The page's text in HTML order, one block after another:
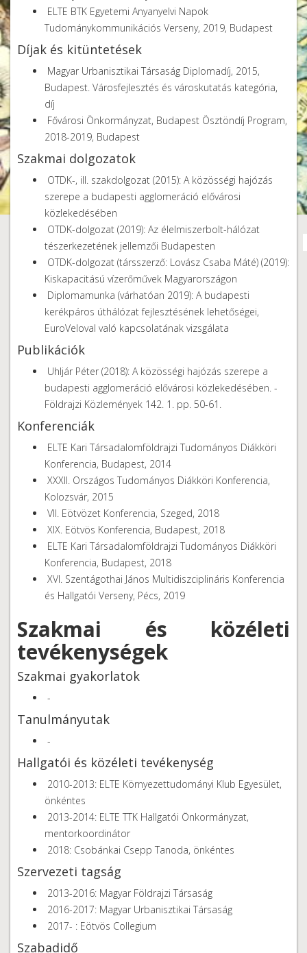
Mendöl Tibor
Mendöl Tibor
ELTE BTK Egyetemi Anyanyelvi Napok
Tudománykommunikációs Verseny, 2019, Budapest
Díjak és kitüntetések
Magyar Urbanisztikai Társaság Diplomadíj, 2015,
Budapest. Városfejlesztés és városkutatás kategória,
díj
Fővárosi Önkormányzat, Budapest Ösztöndíj Program,
2018-2019, Budapest
Szakmai dolgozatok
OTDK-, ill. szakdolgozat (2015): A közösségi hajózás
szerepe a budapesti agglomeráció elővárosi
közlekedésében
OTDK-dolgozat (2019): Az élelmiszerbolt-hálózat
tészerkezetének jellemzői Budapesten
OTDK-dolgozat (társszerző: Lovász Csaba Máté) (2019):
Kiskapacitású vízerőművek Magyarországon
Diplomamunka (várhatóan 2019): A budapesti
kerékpáros úthálózat fejlesztésének lehetőségei,
EuroVeloval való kapcsolatának vizsgálata
Publikációk
Uhljár Péter (2018): A közösségi hajózás szerepe a
budapesti agglomeráció elővárosi közlekedésében. -
Földrajzi Közlemények 142. 1. pp. 50-61.
Konferenciák
ELTE Kari Társadalomföldrajzi Tudományos Diákköri
Konferencia, Budapest, 2014
XXXII. Országos Tudományos Diákköri Konferencia,
Kolozsvár, 2015
VII. Eötvözet Konferencia, Szeged, 2018
XIX. Eötvös Konferencia, Budapest, 2018
ELTE Kari Társadalomföldrajzi Tudományos Diákköri
Konferencia, Budapest, 2018
XVI. Szentágothai János Multidiszciplináris Konferencia
és Hallgatói Verseny, Pécs, 2019
Szakmai és közéleti
tevékenységek
Szakmai gyakorlatok
-
Tanulmányutak
-
Hallgatói és közéleti tevékenység
2010-2013: ELTE Környezettudományi Klub Egyesület,
önkéntes
2013-2014: ELTE TTK Hallgatói Önkormányzat,
mentorkoordinátor
2018: Csobánkai Csepp Tanoda, önkéntes
Szervezeti tagság
2013-2016: Magyar Földrajzi Társaság
2016-2017: Magyar Urbanisztikai Társaság
2017- : Eötvös Collegium
Szabadidő